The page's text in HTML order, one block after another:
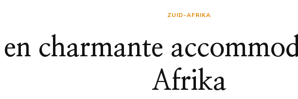
ZUID-AFRIKA
en charmante
Afrika